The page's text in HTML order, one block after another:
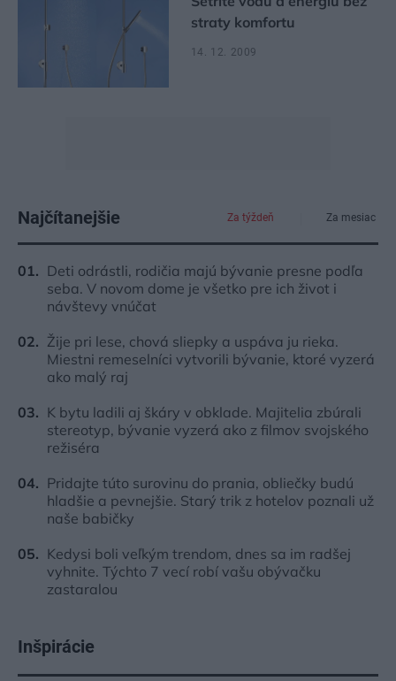
straty komfortu
14. 12. 2009
Najčítanejšie Za týždeň Za mesiac
Deti odrástli, rodičia majú bývanie presne podľa
seba. V novom dome je všetko pre ich život i
návštevy vnúčat
Žije pri lese, chová sliepky a uspáva ju rieka.
Miestni remeselníci vytvorili bývanie, ktoré vyzerá
ako malý raj
K bytu ladili aj škáry v obklade. Majitelia zbúrali
stereotyp, bývanie vyzerá ako z filmov svojského
režiséra
Pridajte túto surovinu do prania, obliečky budú
hladšie a pevnejšie. Starý trik z hotelov poznali už
naše babičky
Kedysi boli veľkým trendom, dnes sa im radšej
vyhnite. Týchto 7 vecí robí vašu obývačku
zastaralou
Inšpirácie